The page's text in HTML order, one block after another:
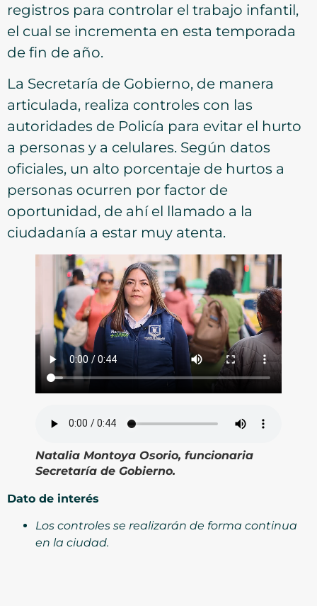
registros para controlar el trabajo infantil,
el cual se incrementa en esta temporada
de fin de año.
La Secretaría de Gobierno, de manera
articulada, realiza controles con las
autoridades de Policía para evitar el hurto
a personas y a celulares. Según datos
oficiales, un alto porcentaje de hurtos a
personas ocurren por factor de
oportunidad, de ahí el llamado a la
ciudadanía a estar muy atenta.
Natalia Montoya Osorio, funcionaria
Secretaría de Gobierno.
Dato de interés
Los controles se realizarán de forma continua
en la ciudad.